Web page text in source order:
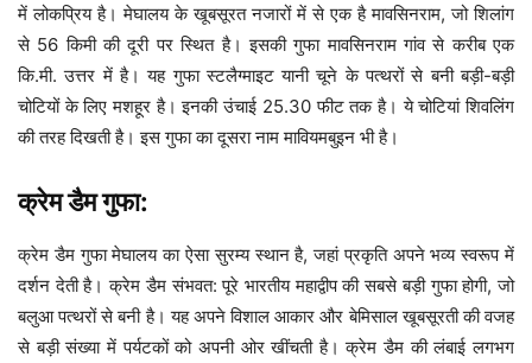
में लोकप्रिय है। मेघालय के खूबसूरत नजारों में से एक है मावसिनराम, जो शिलांग
से 56 किमी की दूरी पर स्थित है। इसकी गुफा मावसिनराम गांव से करीब एक
कि.मी. उत्तर में है। यह गुफा स्टलैग्माइट यानी चूने के पत्थरों से बनी बड़ी-बड़ी
चोटियों के लिए मशहूर है। इनकी उंचाई 25.30 फीट तक है। ये चोटियां शिवलिंग
की तरह दिखती है। इस गुफा का दूसरा नाम मावियमबुइन भी है।
क्रेम डैम गुफा:
क्रेम डैम गुफा मेघालय का ऐसा सुरम्य स्थान है, जहां प्रकृति अपने भव्य स्वरूप में
दर्शन देती है। क्रेम डैम संभवत: पूरे भारतीय महाद्वीप की सबसे बड़ी गुफा होगी, जो
बलुआ पत्थरों से बनी है। यह अपने विशाल आकार और बेमिसाल खूबसूरती की वजह
से बड़ी संख्या में पर्यटकों को अपनी ओर खींचती है। क्रेम डैम की लंबाई लगभग